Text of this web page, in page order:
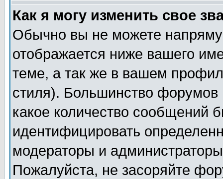
Как я могу изменить свое
Обычно вы не можете
отображается ниже вашего
теме, а так же в вашем
стиля). Большинство форумов
какое количество сообщений
идентифицировать
модераторы и
Пожалуйста, не засоряйте